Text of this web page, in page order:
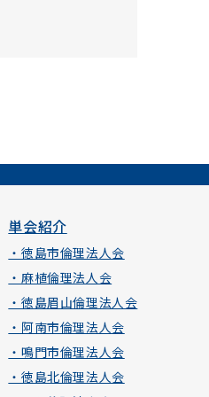
単会紹介
・徳島市倫理法人会
・麻植倫理法人会
・徳島眉山倫理法人会
・阿南市倫理法人会
・鳴門市倫理法人会
・徳島北倫理法人会